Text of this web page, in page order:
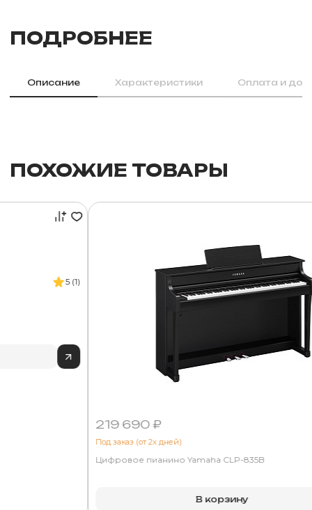
ПОДРОБНЕЕ
Описание Характеристики Оплата и
ПОХОЖИЕ ТОВАРЫ
5 (1)
219 690 ₽
Под заказ (от 2х дней)
Цифровое пианино Yamaha CLP-835B
В корзину